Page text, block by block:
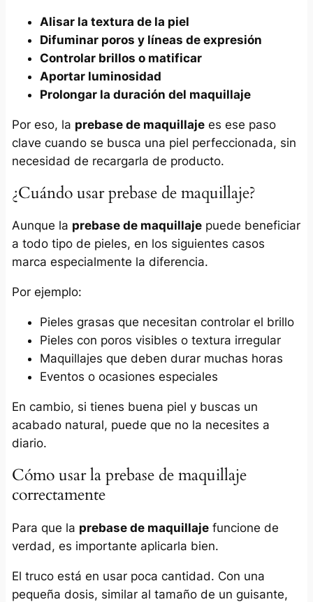
Alisar la textura de la piel
Difuminar poros y líneas de expresión
Controlar brillos o matificar
Aportar luminosidad
Prolongar la duración del maquillaje
Por eso, la prebase de maquillajees ese paso
clave cuando se busca una piel perfeccionada, sin
necesidad de recargarla de producto.
¿Cuándo usar prebase de maquillaje?
Aunque la prebase de maquillajepuede beneficiar
a todo tipo de pieles, en los siguientes casos
marca especialmente la diferencia.
Por ejemplo:
Pieles grasas que necesitan controlar el brillo
Pieles con poros visibles o textura irregular
Maquillajes que deben durar muchas horas
Eventos o ocasiones especiales
En cambio, si tienes buena piel y buscas un
acabado natural, puede que no la necesites a
diario.
Cómo usar la prebase de maquillaje
correctamente
Para que la prebase de maquillajefuncione de
verdad, es importante aplicarla bien.
El truco está en usar poca cantidad. Con una
pequeña dosis, similar al tamaño de un guisante,